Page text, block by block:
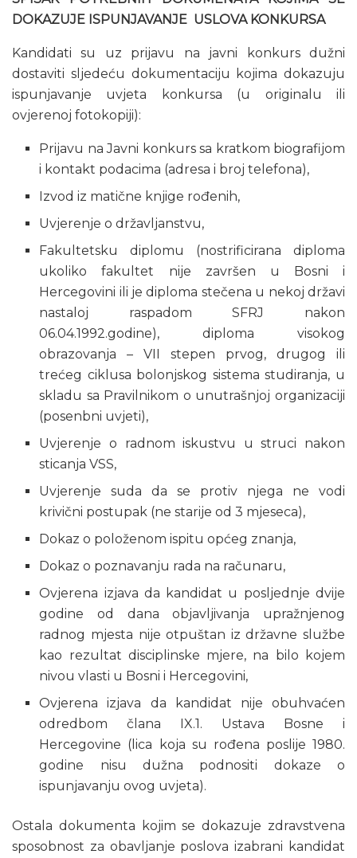
DOKAZUJE ISPUNJAVANJE USLOVA KONKURSA
Kandidati su uz prijavu na javni konkurs dužni
dostaviti sljedeću dokumentaciju kojima dokazuju
ispunjavanje uvjeta konkursa (u originalu ili
ovjerenoj fotokopiji):
Prijavu na Javni konkurs sa kratkom biografijom
i kontakt podacima (adresa i broj telefona),
Izvod iz matične knjige rođenih,
Uvjerenje o državljanstvu,
Fakultetsku diplomu (nostrificirana diploma
ukoliko fakultet nije završen u Bosni i
Hercegovini ili je diploma stečena u nekoj državi
nastaloj raspadom SFRJ nakon
06.04.1992.godine), diploma visokog
obrazovanja – VII stepen prvog, drugog ili
trećeg ciklusa bolonjskog sistema studiranja, u
skladu sa Pravilnikom o unutrašnjoj organizaciji
(posenbni uvjeti),
Uvjerenje o radnom iskustvu u struci nakon
sticanja VSS,
Uvjerenje suda da se protiv njega ne vodi
krivični postupak (ne starije od 3 mjeseca),
Dokaz o položenom ispitu općeg znanja,
Dokaz o poznavanju rada na računaru,
Ovjerena izjava da kandidat u posljednje dvije
godine od dana objavljivanja upražnjenog
radnog mjesta nije otpuštan iz državne službe
kao rezultat disciplinske mjere, na bilo kojem
nivou vlasti u Bosni i Hercegovini,
Ovjerena izjava da kandidat nije obuhvaćen
odredbom člana IX.1. Ustava Bosne i
Hercegovine (lica koja su rođena poslije 1980.
godine nisu dužna podnositi dokaze o
ispunjavanju ovog uvjeta).
Ostala dokumenta kojim se dokazuje zdravstvena
sposobnost za obavljanje poslova izabrani kandidat